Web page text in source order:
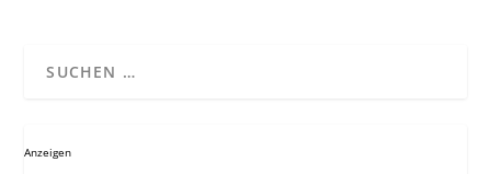
Anzeigen